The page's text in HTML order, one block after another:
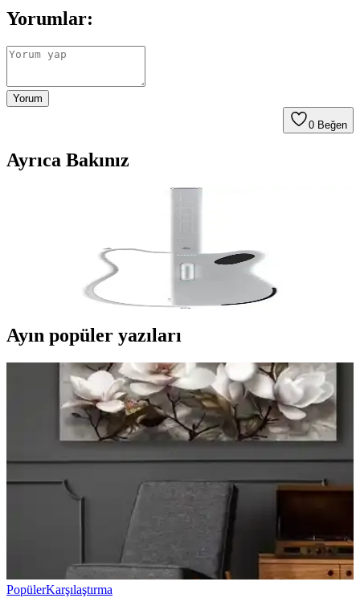
Yorumlar:
Yorum
0 Beğen
Ayrıca Bakınız
Lava Genie Akıllı Sampler Gitarı, taşınabilirliği ve gelişmiş
özellikleriyle müzik yapmayı erişilebilir ve eğlenceli hale getiriyor.
500'den fazla ön ayar ve AI desteğiyle yaratıcılığınızı sınırları aşar.
Ayın popüler yazıları
PopülerKarşılaştırma